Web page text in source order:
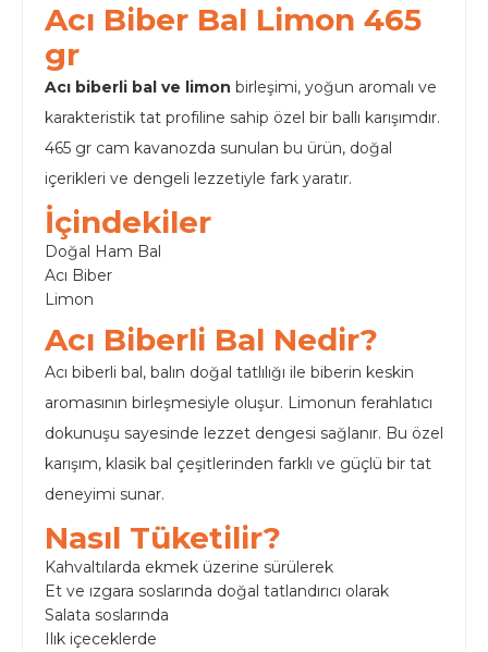
Acı Biber Bal Limon 465
gr
Acı biberli bal ve limon birleşimi, yoğun aromalı ve
karakteristik tat profiline sahip özel bir ballı karışımdır.
465 gr cam kavanozda sunulan bu ürün, doğal
içerikleri ve dengeli lezzetiyle fark yaratır.
İçindekiler
Doğal Ham Bal
Acı Biber
Limon
Acı Biberli Bal Nedir?
Acı biberli bal, balın doğal tatlılığı ile biberin keskin
aromasının birleşmesiyle oluşur. Limonun ferahlatıcı
dokunuşu sayesinde lezzet dengesi sağlanır. Bu özel
karışım, klasik bal çeşitlerinden farklı ve güçlü bir tat
deneyimi sunar.
Nasıl Tüketilir?
Kahvaltılarda ekmek üzerine sürülerek
Et ve ızgara soslarında doğal tatlandırıcı olarak
Salata soslarında
Ilık içeceklerde